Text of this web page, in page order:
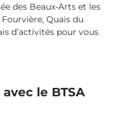
des Beaux-Arts et les
Quais du
d’activités pour vous
le BTSA